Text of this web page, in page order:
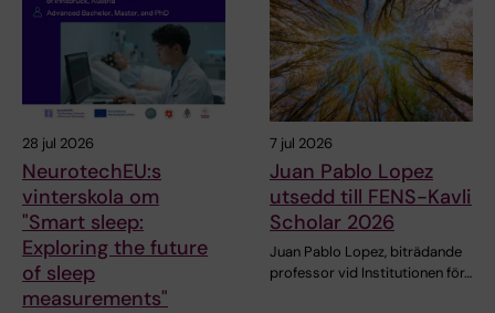
28 jul 2026
NeurotechEU:s
vinterskola om
"Smart sleep:
Exploring the future
of sleep
measurements"
7 jul 2026
Juan Pablo Lopez
utsedd till FENS-Kavli
Scholar 2026
Juan Pablo Lopez, biträdande
professor vid Institutionen för…